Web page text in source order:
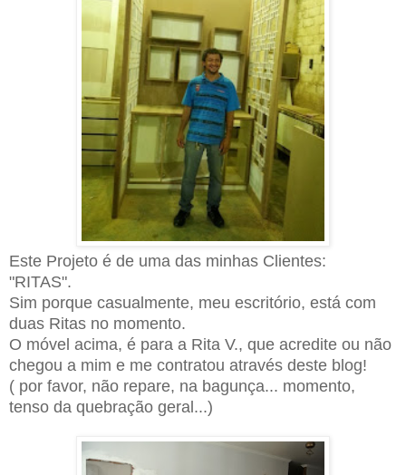
Este Projeto é de uma das minhas Clientes:
"RITAS".
Sim porque casualmente, meu escritório, está com
duas Ritas no momento.
O móvel acima, é para a Rita V., que acredite ou não
chegou a mim e me contratou através deste blog!
( por favor, não repare, na bagunça... momento,
tenso da quebração geral...)